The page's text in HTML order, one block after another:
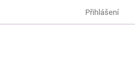
Přihlášení